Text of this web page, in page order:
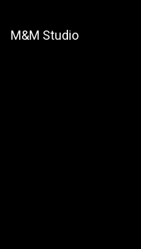
M&M Studio